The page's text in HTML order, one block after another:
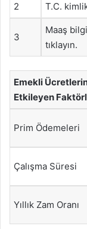
2 T.C.
3
Maaş
tıklayın.
Emekli
Etkileyen
Prim Ödemeleri
Çalışma Süresi
Yıllık Zam Oranı